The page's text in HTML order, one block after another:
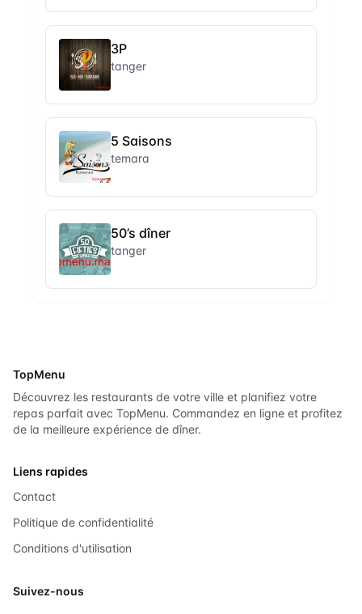
3P
tanger
5 Saisons
temara
50’s dîner
tanger
TopMenu
Découvrez les restaurants de votre ville et planifiez votre
repas parfait avec TopMenu. Commandez en ligne et profitez
de la meilleure expérience de dîner.
Liens rapides
Contact
Politique de confidentialité
Conditions d'utilisation
Suivez-nous